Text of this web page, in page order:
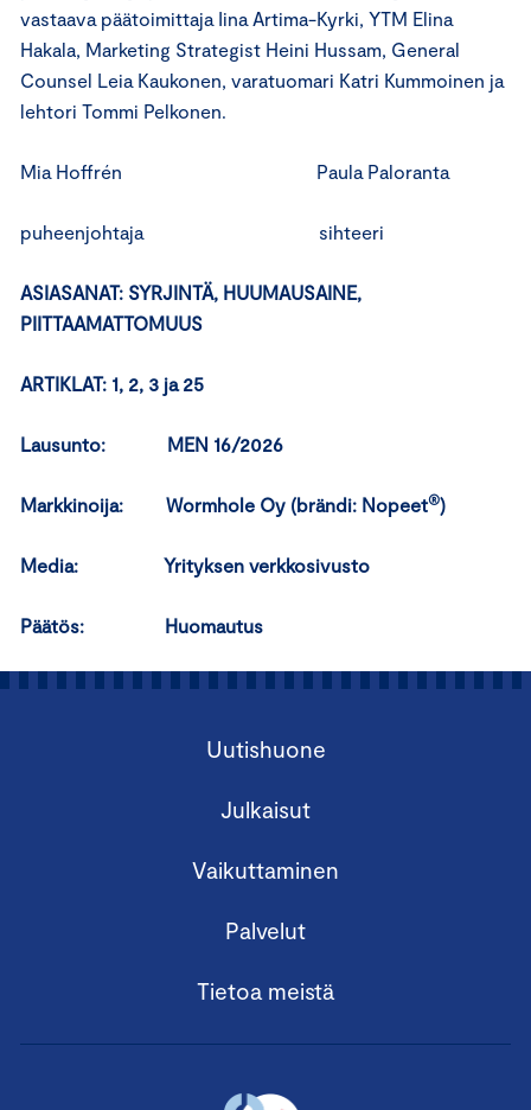
vastaava päätoimittaja Iina Artima-Kyrki, YTM Elina
Hakala, Marketing Strategist Heini Hussam, General
Counsel Leia Kaukonen, varatuomari Katri Kummoinen ja
lehtori Tommi Pelkonen.
Mia Hoffrén Paula Paloranta
puheenjohtaja sihteeri
ASIASANAT: SYRJINTÄ, HUUMAUSAINE,
PIITTAAMATTOMUUS
ARTIKLAT: 1, 2, 3 ja 25
Lausunto: MEN 16/2026
Markkinoija: Wormhole Oy (brändi: Nopeet®)
Media: Yrityksen verkkosivusto
Päätös: Huomautus
Uutishuone
Julkaisut
Vaikuttaminen
Palvelut
Tietoa meistä